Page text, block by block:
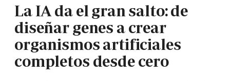
La IA da el gran salto: de
diseñar genes a crear
organismos artificiales
completos desde cero